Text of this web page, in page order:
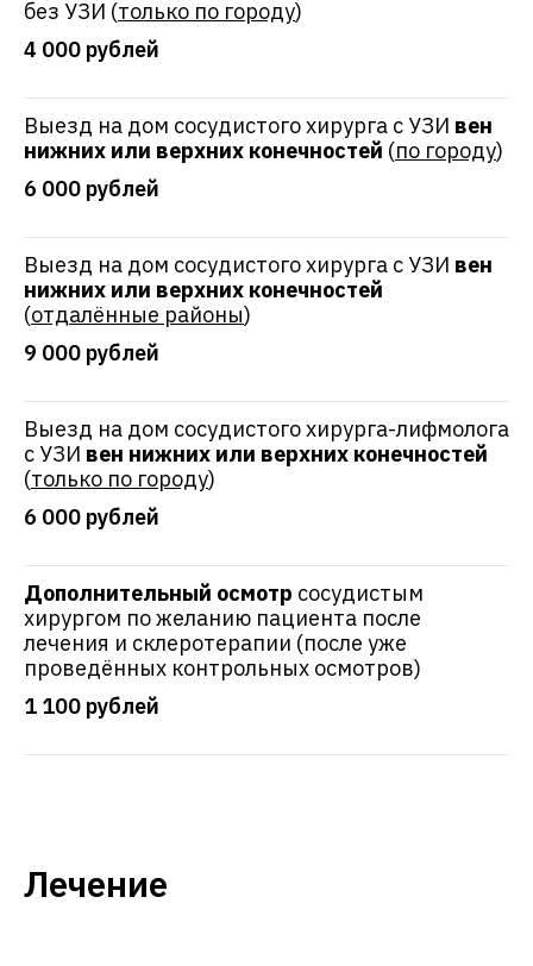
без УЗИ (только по городу)
4 000 рублей
Выезд на дом сосудистого хирурга с УЗИ вен
нижних или верхних конечностей (по городу)
6 000 рублей
Выезд на дом сосудистого хирурга с УЗИ вен
нижних или верхних конечностей
(отдалённые районы)
9 000 рублей
Выезд на дом сосудистого хирурга-лифмолога
с УЗИ вен нижних или верхних конечностей
(только по городу)
6 000 рублей
Дополнительный осмотр сосудистым
хирургом по желанию пациента после
лечения и склеротерапии (после уже
проведённых контрольных осмотров)
1 100 рублей
Лечение